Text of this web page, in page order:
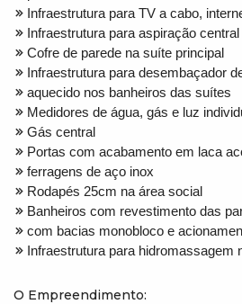
Infraestrutura para TV a cabo,
Infraestrutura para aspiração central
Cofre de parede na suíte principal
Infraestrutura para desembaçador
aquecido nos banheiros das suítes
Medidores de água, gás e luz
Gás central
Portas com acabamento em laca
ferragens de aço inox
Rodapés 25cm na área social
Banheiros com revestimento das
com bacias monobloco e
Infraestrutura para hidromassagem
O Empreendimento: